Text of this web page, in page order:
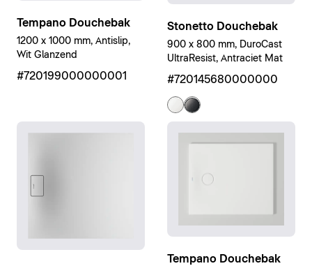
Tempano Douchebak
1200 x 1000 mm, Antislip,
Wit Glanzend
#720199000000001
Stonetto Douchebak
900 x 800 mm, DuroCast
UltraResist, Antraciet Mat
#720145680000000
Tempano Douchebak